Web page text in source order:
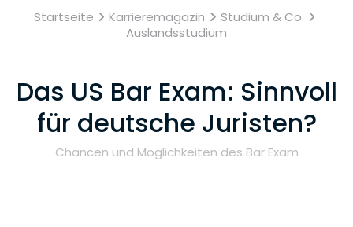
Startseite Karrieremagazin
Studium & Co.
Auslandsstudium
Das US Bar Exam: Sinnvoll
für deutsche Juristen?
Chancen und Möglichkeiten des Bar Exam